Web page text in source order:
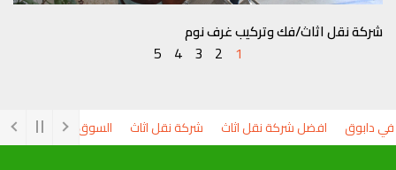
شركة نقل اثاث/فك وتركيب غرف نوم
1
2
3
4
5
دابوق افضل شركة نقل اثاث شركة نقل اثاث السوق المفتوح شركة